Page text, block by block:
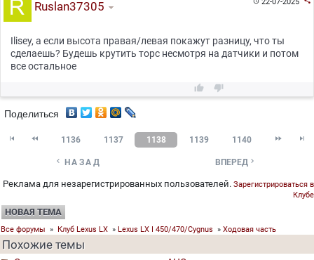
Ruslan37305
Ilisey, а если высота правая/левая покажут разницу, что ты
сделаешь? Будешь крутить торс несмотря на датчики и потом
все остальное
 
Поделиться
  1136 1137 1138 1139 1140  
 НАЗАД ВПЕРЕД 
Реклама для незарегистрированных пользователей. Зарегистрироваться в
Клубе
НОВАЯ ТЕМА
Все форумы » Клуб Lexus LX » Lexus LX I 450/470/Cygnus » Ходовая часть
Похожие темы